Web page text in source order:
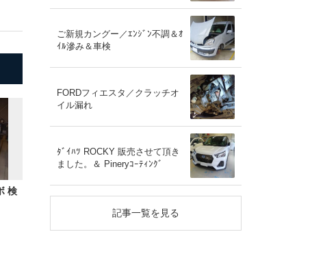
検
ご新規カングー／ｴﾝｼﾞﾝ不調＆ｵ
ｲﾙ滲み＆車検
FORDフィエスタ／クラッチオ
イル漏れ
ﾀﾞｲﾊﾂ ROCKY 販売させて頂き
ました。＆ Pineryｺｰﾃｨﾝｸﾞ
記事一覧を見る